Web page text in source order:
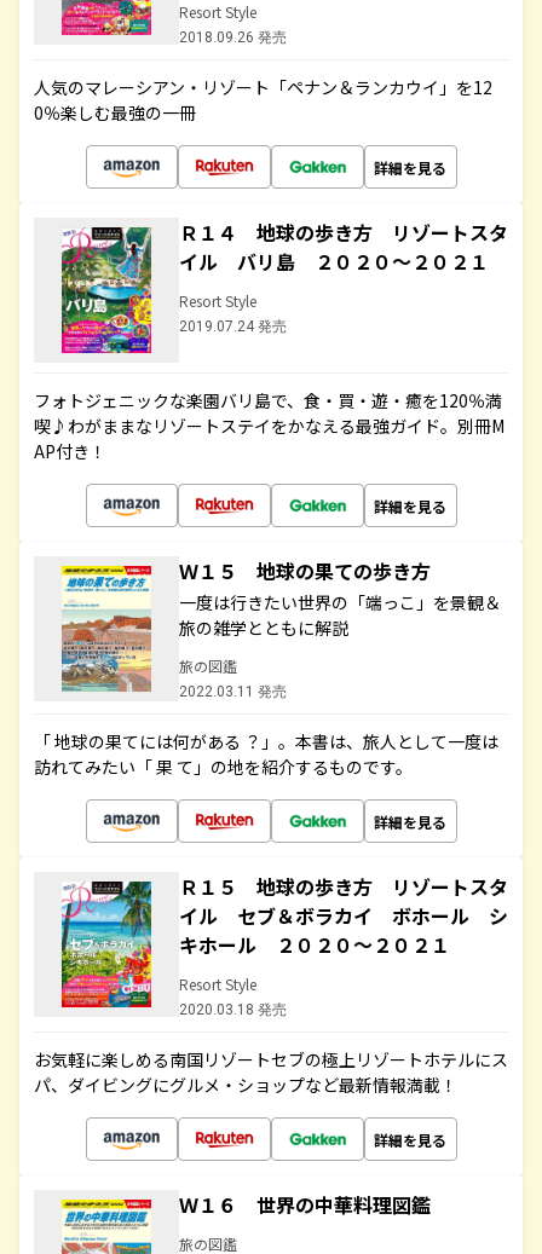
Resort Style
2018.09.26 発売
人気のマレーシアン・リゾート「ペナン＆ランカウイ」を12
0％楽しむ最強の一冊
詳細を見る
Ｒ１４ 地球の歩き方 リゾートスタ
イル バリ島 ２０２０～２０２１
Resort Style
2019.07.24 発売
フォトジェニックな楽園バリ島で、食・買・遊・癒を120％満
喫♪わがままなリゾートステイをかなえる最強ガイド。別冊M
AP付き！
詳細を見る
Ｗ１５ 地球の果ての歩き方
一度は行きたい世界の「端っこ」を景観＆
旅の雑学とともに解説
旅の図鑑
2022.03.11 発売
「 地球の果てには何がある ？」。本書は、旅人として一度は
訪れてみたい「 果 て」の地を紹介するものです。
詳細を見る
Ｒ１５ 地球の歩き方 リゾートスタ
イル セブ＆ボラカイ ボホール シ
キホール ２０２０～２０２１
Resort Style
2020.03.18 発売
お気軽に楽しめる南国リゾートセブの極上リゾートホテルにス
パ、ダイビングにグルメ・ショップなど最新情報満載！
詳細を見る
Ｗ１６ 世界の中華料理図鑑
旅の図鑑